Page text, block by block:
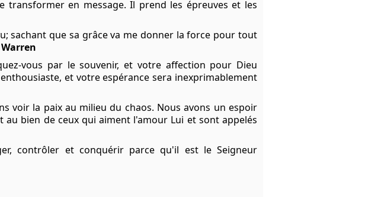
en message. Il prend les épreuves et les
sachant que sa grâce va me donner la force pour tout
vous par le souvenir, et votre affection pour Dieu
et votre espérance sera inexprimablement
voir la paix au milieu du chaos. Nous avons un espoir
bien de ceux qui aiment l'amour Lui et sont appelés
contrôler et conquérir parce qu'il est le Seigneur